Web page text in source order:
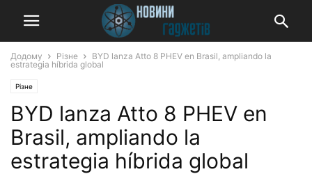
Додому Різне
BYD lanza Atto 8 PHEV en Brasil, ampliando la
estrategia híbrida global
Різне
BYD lanza Atto 8 PHEV en
Brasil, ampliando la
estrategia híbrida global